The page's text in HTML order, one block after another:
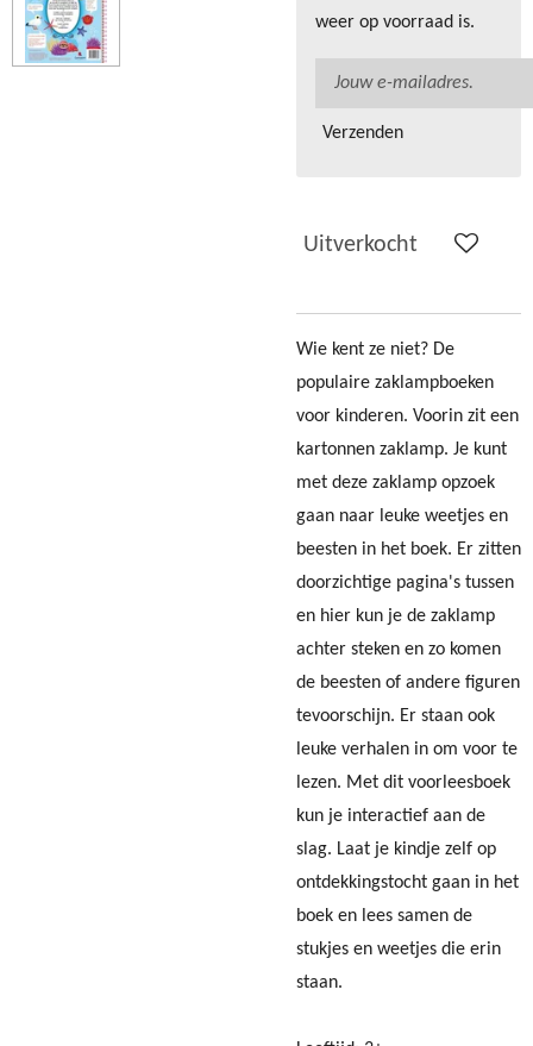
weer op voorraad is.
Verzenden
Uitverkocht
Wie kent ze niet? De
populaire zaklampboeken
voor kinderen. Voorin zit een
kartonnen zaklamp. Je kunt
met deze zaklamp opzoek
gaan naar leuke weetjes en
beesten in het boek. Er zitten
doorzichtige pagina's tussen
en hier kun je de zaklamp
achter steken en zo komen
de beesten of andere figuren
tevoorschijn. Er staan ook
leuke verhalen in om voor te
lezen. Met dit voorleesboek
kun je interactief aan de
slag. Laat je kindje zelf op
ontdekkingstocht gaan in het
boek en lees samen de
stukjes en weetjes die erin
staan.